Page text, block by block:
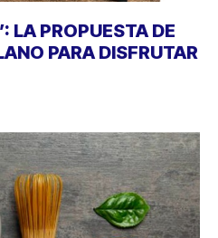
LA PROPUESTA DE
PARA DISFRUTAR